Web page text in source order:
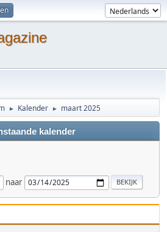
► Kalender ► maart 2025
kalender
naar